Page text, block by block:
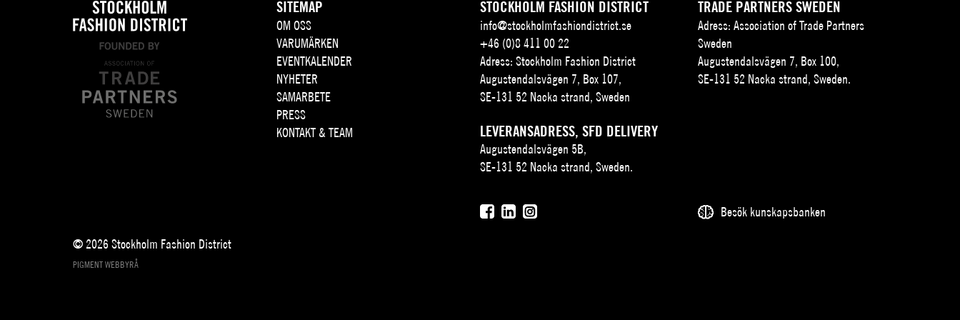
SITEMAP
OM OSS
VARUMÄRKEN
EVENTKALENDER
NYHETER
SAMARBETE
PRESS
KONTAKT & TEAM
STOCKHOLM FASHION DISTRICT
info@stockholmfashiondistrict.se
+46 (0)8 411 00 22
Adress: Stockholm Fashion District
Augustendalsvägen 7, Box 107,
SE-131 52 Nacka strand, Sweden
LEVERANSADRESS, SFD DELIVERY
Augustendalsvägen 5B,
SE-131 52 Nacka strand, Sweden.
TRADE PARTNERS SWEDEN
Adress: Association of Trade Partners
Sweden
Augustendalsvägen 7, Box 100,
SE-131 52 Nacka strand, Sweden.
Besök kunskapsbanken
© 2026 Stockholm Fashion District
PIGMENT WEBBYRÅ